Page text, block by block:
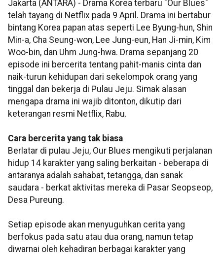
Jakarta (ANTARA) - Drama Korea terbaru "Our Blues"
telah tayang di Netflix pada 9 April. Drama ini bertabur
bintang Korea papan atas seperti Lee Byung-hun, Shin
Min-a, Cha Seung-won, Lee Jung-eun, Han Ji-min, Kim
Woo-bin, dan Uhm Jung-hwa. Drama sepanjang 20
episode ini bercerita tentang pahit-manis cinta dan
naik-turun kehidupan dari sekelompok orang yang
tinggal dan bekerja di Pulau Jeju. Simak alasan
mengapa drama ini wajib ditonton, dikutip dari
keterangan resmi Netflix, Rabu.
Cara bercerita yang tak biasa
Berlatar di pulau Jeju, Our Blues mengikuti perjalanan
hidup 14 karakter yang saling berkaitan - beberapa di
antaranya adalah sahabat, tetangga, dan sanak
saudara - berkat aktivitas mereka di Pasar Seopseop,
Desa Pureung.
Setiap episode akan menyuguhkan cerita yang
berfokus pada satu atau dua orang, namun tetap
diwarnai oleh kehadiran berbagai karakter yang